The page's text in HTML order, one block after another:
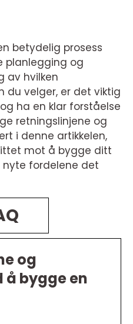
betydelig prosess
planlegging og
av hvilken
du velger, er det viktig
ha en klar forståelse
retningslinjene og
i denne artikkelen,
mot å bygge ditt
fordelene det
og
å bygge en